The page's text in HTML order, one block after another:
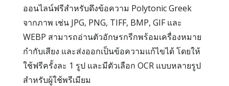
ออนไลน์ฟรีสำหรับดึงข้อความ Polytonic Greek
จากภาพ เช่น JPG, PNG, TIFF, BMP, GIF และ
WEBP สามารถอ่านตัวอักษรกรีกพร้อมเครื่องหมาย
กำกับเสียง และส่งออกเป็นข้อความแก้ไขได้ โดยให้
ใช้ฟรีครั้งละ 1 รูป และมีตัวเลือก OCR แบบหลายรูป
สำหรับผู้ใช้พรีเมียม